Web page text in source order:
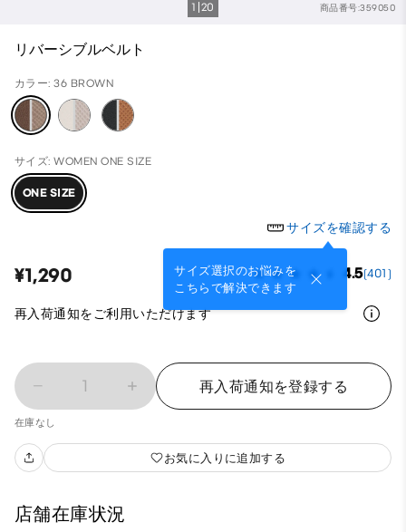
商品番号:359050
1 20
リバーシブルベルト
カラー: 36 BROWN
サイズ: WOMEN ONE SIZE
ONE SIZE
サイズを確認する
サイズ選択のお悩みを
こちらで解決できます
¥1,290 4.5(401)
再入荷通知をご利用いただけます
1 再入荷通知を登録する
在庫なし
お気に入りに追加する
店舗在庫状況